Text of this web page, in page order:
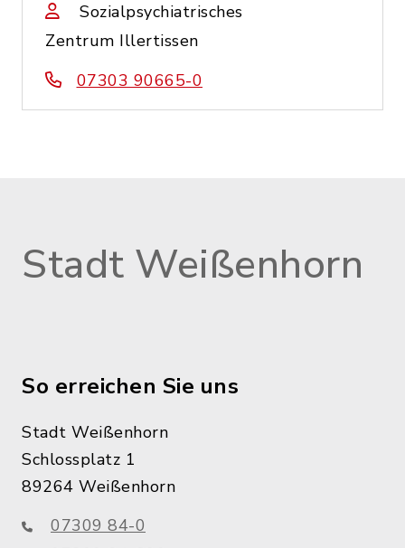
Sozialpsychiatrisches
Zentrum Illertissen
07303 90665-0
Stadt Weißenhorn
So erreichen Sie uns
Stadt Weißenhorn
Schlossplatz 1
89264 Weißenhorn
07309 84-0